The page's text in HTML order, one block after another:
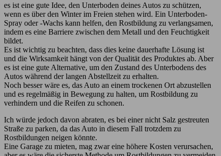
es ist eine gute Idee, den Unterboden deines Autos zu schützen,
wenn es über den Winter im Freien stehen wird. Ein Unterboden-
Spray oder -Wachs kann helfen, den Rostbildung zu verlangsamen,
indem es eine Barriere zwischen dem Metall und den Feuchtigkeit
bildet.
Es ist wichtig zu beachten, dass dies keine dauerhafte Lösung ist
und die Wirksamkeit hängt von der Qualität des Produktes ab. Aber
es ist eine gute Alternative, um den Zustand des Unterbodens des
Autos während der langen Abstellzeit zu erhalten.
Noch besser wäre es, das Auto an einem trockenen Ort abzustellen
und es regelmäßig in Bewegung zu halten, um Rostbildung zu
verhindern und die Reifen zu schonen.
Ich würde jedoch davon abraten, es bei einer nicht Salz gestreuten
Straße zu parken, da das Auto in diesem Fall trotzdem zu
Rostbildungen neigen könnte.
Eine Garage zu mieten, mag zwar eine höhere Kosten verursachen,